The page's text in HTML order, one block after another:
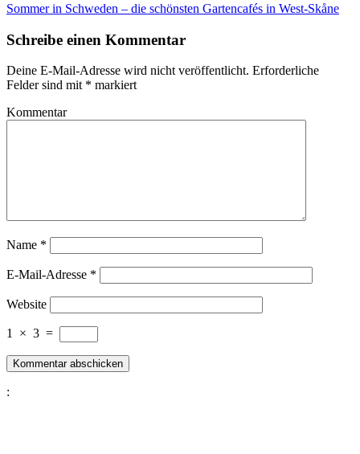
Sommer in Schweden – die schönsten Gartencafés in West-Skåne
Schreibe einen Kommentar
Deine E-Mail-Adresse wird nicht veröffentlicht. Erforderliche
Felder sind mit * markiert
Kommentar
Name *
E-Mail-Adresse *
Website
1 × 3 =
: